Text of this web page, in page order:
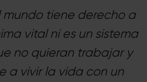
mundo tiene derecho a
vital ni es un sistema
no quieran trabajar y
a vivir la vida con un